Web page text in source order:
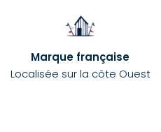
Marque française
Localisée sur la côte Ouest